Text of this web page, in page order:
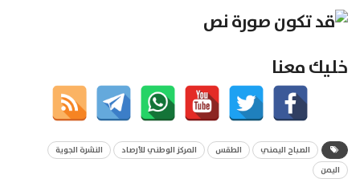
خليك معنا
الصباح اليمني الطقس المركز الوطني للأرصاد
النشرة الجوية
اليمن